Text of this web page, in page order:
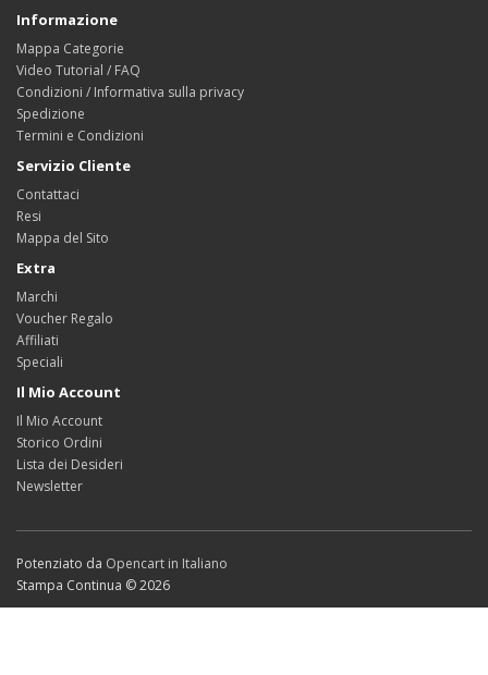
Informazione
Mappa Categorie
Video Tutorial / FAQ
Condizioni / Informativa sulla privacy
Spedizione
Termini e Condizioni
Servizio Cliente
Contattaci
Resi
Mappa del Sito
Extra
Marchi
Voucher Regalo
Affiliati
Speciali
Il Mio Account
Il Mio Account
Storico Ordini
Lista dei Desideri
Newsletter
Potenziato da Opencart in Italiano
Stampa Continua © 2026